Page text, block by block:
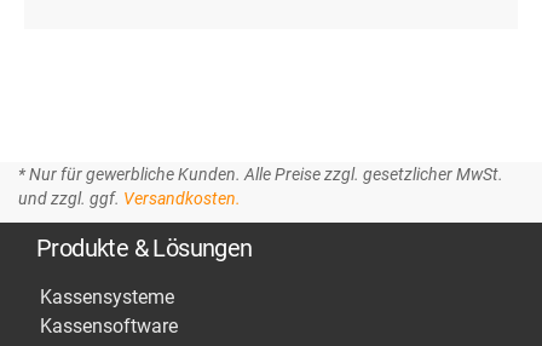
* Nur für gewerbliche Kunden. Alle Preise zzgl. gesetzlicher MwSt.
und zzgl. ggf. Versandkosten.
Produkte & Lösungen
Kassensysteme
Kassensoftware